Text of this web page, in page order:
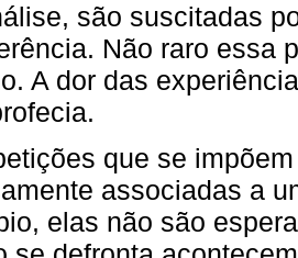
são suscitadas
Não raro essa
A dor das
que se
associadas a
elas não são